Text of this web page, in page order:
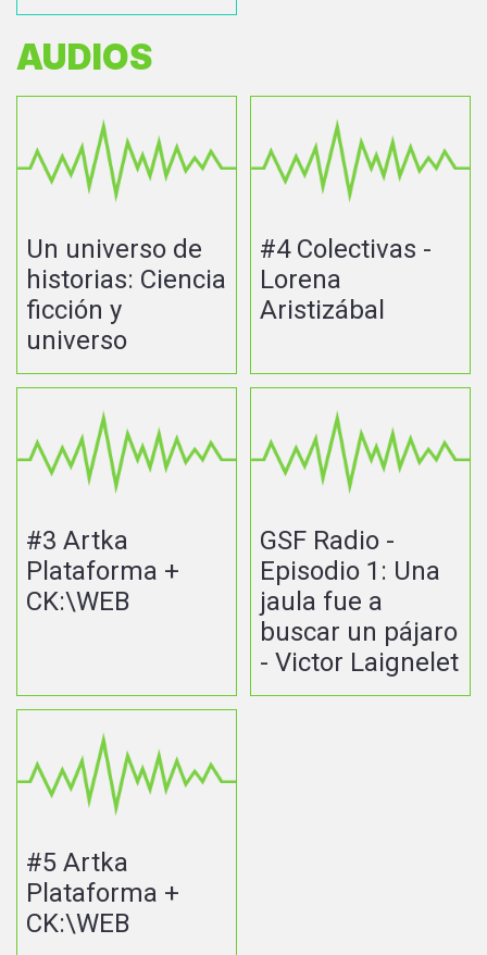
AUDIOS
Un universo de
historias: Ciencia
ficción y
universo
#4 Colectivas -
Lorena
Aristizábal
#3 Artka
Plataforma +
CK:\WEB
GSF Radio -
Episodio 1: Una
jaula fue a
buscar un pájaro
- Victor Laignelet
#5 Artka
Plataforma +
CK:\WEB